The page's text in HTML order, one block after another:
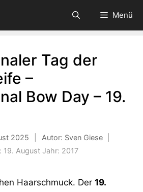
Menü
Tag der
–
Bow Day – 19.
2025 Autor: Sven Giese
19. August Jahr: 2017
Haarschmuck. Der 19.